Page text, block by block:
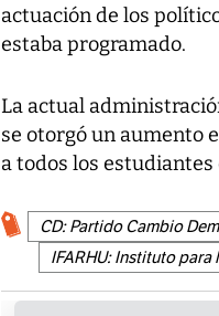
actuación de los
estaba programado.
La actual
se otorgó un aumento
a todos los
CD: Partido Cambio
IFARHU: Instituto